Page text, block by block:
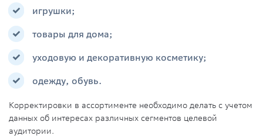
игрушки;
товары для дома;
уходовую и декоративную косметику;
одежду, обувь.
Корректировки в ассортименте необходимо делать с учетом
данных об интересах различных сегментов целевой
аудитории.